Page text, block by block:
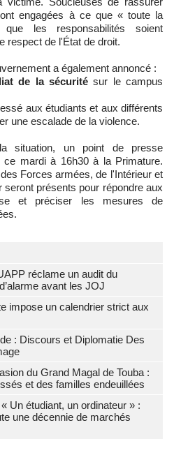
engagées à ce que « toute la
les responsabilités soient
respect de l'État de droit.
a également annoncé :
de la sécurité sur le campus
aux étudiants et aux différents
une escalade de la violence.
situation, un point de presse
ce mardi à 16h30 à la Primature.
Forces armées, de l'Intérieur et
présents pour répondre aux
et préciser les mesures de
réclame un audit du
avant les JOJ
impose un calendrier strict aux
: Discours et Diplomatie Des
du Grand Magal de Touba :
et des familles endeuillées
Un étudiant, un ordinateur » :
une décennie de marchés